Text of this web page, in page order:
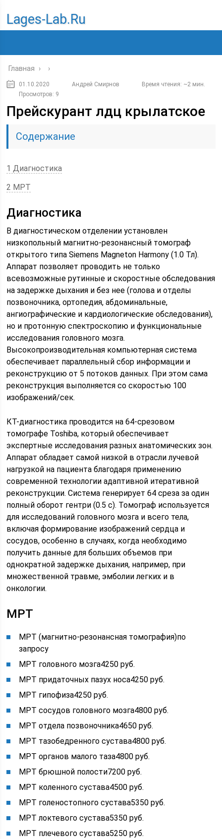
Lages-Lab.ru
Главная › ›
01.10.2020 Андрей Смирнов
Время чтения: ~2 мин.
Просмотров: 9
Прейскурант лдц крылатское
Содержание
1 Диагностика
2 МРТ
Диагностика
В диагностическом отделении установлен
низкопольный магнитно-резонансный томограф
открытого типа Siemens Magneton Harmony (1.0 Тл).
Аппарат позволяет проводить не только
всевозможные рутинные и скоростные обследования
на задержке дыхания и без нее (голова и отделы
позвоночника, ортопедия, абдоминальные,
ангиографические и кардиологические обследования),
но и протонную спектроскопию и функциональные
исследования головного мозга.
Высокопроизводительная компьютерная система
обеспечивает параллельный сбор информации и
реконструкцию от 5 потоков данных. При этом сама
реконструкция выполняется со скоростью 100
изображений/сек.
КТ-диагностика проводится на 64-срезовом
томографе Toshiba, который обеспечивает
экспертные исследования разных анатомических зон.
Аппарат обладает самой низкой в отрасли лучевой
нагрузкой на пациента благодаря применению
современной технологии адаптивной итеративной
реконструкции. Система генерирует 64 среза за один
полный оборот гентри (0.5 с). Томограф используется
для исследований головного мозга и всего тела,
включая формирование изображений сердца и
сосудов, особенно в случаях, когда необходимо
получить данные для больших объемов при
однократной задержке дыхания, например, при
множественной травме, эмболии легких и в
онкологии.
МРТ
МРТ (магнитно-резонансная томография)по
запросу
МРТ головного мозга4250 руб.
МРТ придаточных пазух носа4250 руб.
МРТ гипофиза4250 руб.
МРТ сосудов головного мозга4800 руб.
МРТ отдела позвоночника4650 руб.
МРТ тазобедренного сустава4800 руб.
МРТ органов малого таза4800 руб.
МРТ брюшной полости7200 руб.
МРТ коленного сустава4500 руб.
МРТ голеностопного сустава5350 руб.
МРТ локтевого сустава5350 руб.
МРТ плечевого сустава5250 руб.